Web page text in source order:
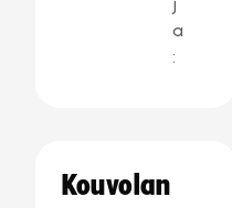
a
:
Kouvolan